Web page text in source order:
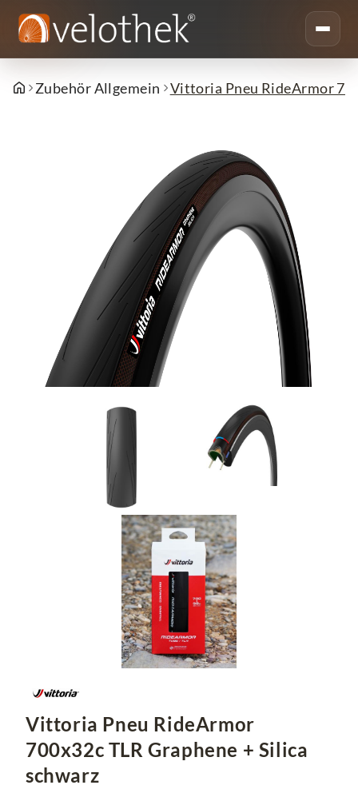
Zubehör Allgemein Vittoria Pneu RideArmor
Vittoria Pneu RideArmor
700x32c TLR Graphene + Silica
schwarz